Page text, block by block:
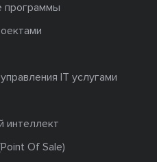
программы
IT услугами
интеллект
Of Sale)